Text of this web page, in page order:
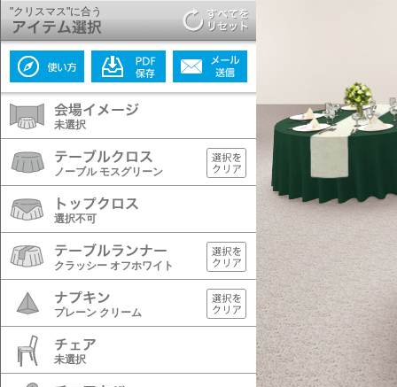
"クリスマス"に合う
未選択
ノーブル モスグリーン
選択不可
クラッシー オフホワイト
プレーン クリーム
未選択